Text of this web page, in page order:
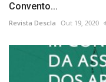
Convento...
Revista Descla Out 19, 2020